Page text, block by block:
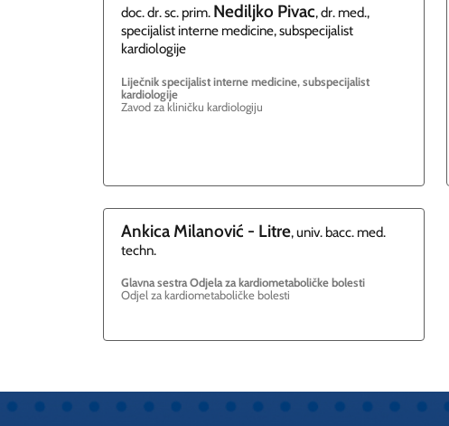
doc. dr. sc. prim. Nediljko Pivac, dr. med.,
specijalist interne medicine, subspecijalist
kardiologije
Liječnik specijalist interne medicine, subspecijalist
kardiologije
Zavod za kliničku kardiologiju
Ankica Milanović - Litre, univ. bacc. med.
techn.
Glavna sestra Odjela za kardiometaboličke bolesti
Odjel za kardiometaboličke bolesti